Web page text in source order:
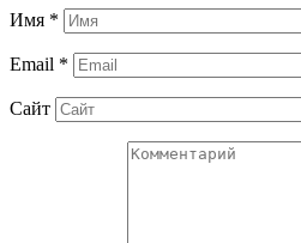
Имя *
Email *
Сайт